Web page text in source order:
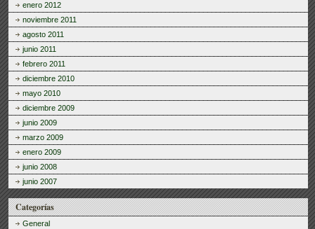
enero 2012
noviembre 2011
agosto 2011
junio 2011
febrero 2011
diciembre 2010
mayo 2010
diciembre 2009
junio 2009
marzo 2009
enero 2009
junio 2008
junio 2007
Categorías
General